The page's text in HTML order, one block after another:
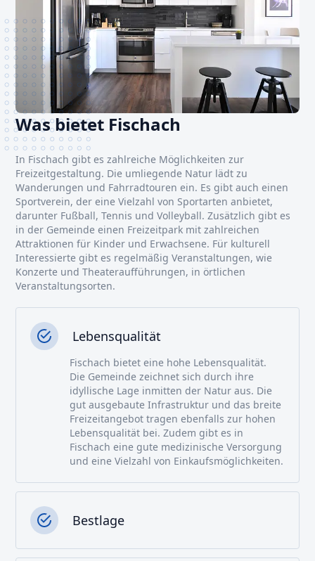
Was bietet Fischach
In Fischach gibt es zahlreiche Möglichkeiten zur
Freizeitgestaltung. Die umliegende Natur lädt zu
Wanderungen und Fahrradtouren ein. Es gibt auch einen
Sportverein, der eine Vielzahl von Sportarten anbietet,
darunter Fußball, Tennis und Volleyball. Zusätzlich gibt es
in der Gemeinde einen Freizeitpark mit zahlreichen
Attraktionen für Kinder und Erwachsene. Für kulturell
Interessierte gibt es regelmäßig Veranstaltungen, wie
Konzerte und Theateraufführungen, in örtlichen
Veranstaltungsorten.
Lebensqualität
Fischach bietet eine hohe Lebensqualität.
Die Gemeinde zeichnet sich durch ihre
idyllische Lage inmitten der Natur aus. Die
gut ausgebaute Infrastruktur und das breite
Freizeitangebot tragen ebenfalls zur hohen
Lebensqualität bei. Zudem gibt es in
Fischach eine gute medizinische Versorgung
und eine Vielzahl von Einkaufsmöglichkeiten.
Bestlage